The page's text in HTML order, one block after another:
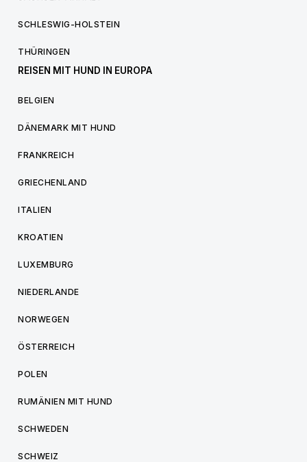
SCHLESWIG-HOLSTEIN
THÜRINGEN
REISEN MIT HUND IN EUROPA
BELGIEN
DÄNEMARK MIT HUND
FRANKREICH
GRIECHENLAND
ITALIEN
KROATIEN
LUXEMBURG
NIEDERLANDE
NORWEGEN
ÖSTERREICH
POLEN
RUMÄNIEN MIT HUND
SCHWEDEN
SCHWEIZ